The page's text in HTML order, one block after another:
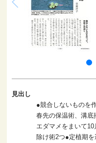
見出し
●競合しないものを
春先の保温術、溝底
エダマメをまいて
除け術2つ●定植期